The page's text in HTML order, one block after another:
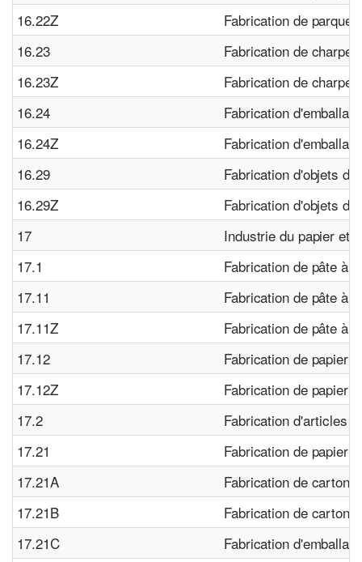
16.22Z
Fabrication de
16.23
Fabrication de
16.23Z
Fabrication de
16.24
Fabrication
16.24Z
Fabrication
16.29
Fabrication d'objets
16.29Z
Fabrication d'objets
17
Industrie du papier et
17.1
Fabrication de pâte à
17.11
Fabrication de pâte à
17.11Z
Fabrication de pâte à
17.12
Fabrication de papier
17.12Z
Fabrication de papier
17.2
Fabrication d'articles
17.21
Fabrication de papier
17.21A
Fabrication de carton
17.21B
Fabrication de
17.21C
Fabrication